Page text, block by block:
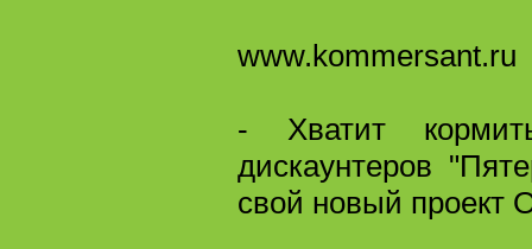
www.kommersant.ru
- Хватит
дискаунтеров
свой новый проект